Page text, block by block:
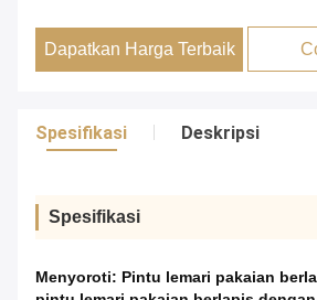
Dapatkan Harga Terbaik
Spesifikasi Deskripsi
Spesifikasi
Menyoroti: Pintu lemari pakaian